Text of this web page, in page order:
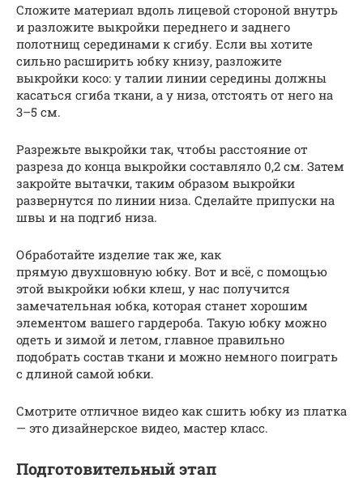
Сложите материал вдоль лицевой стороной внутрь
и разложите выкройки переднего и заднего
полотнищ серединами к сгибу. Если вы хотите
сильно расширить юбку книзу, разложите
выкройки косо: у талии линии середины должны
касаться сгиба ткани, а у низа, отстоять от него на
3–5 см.
Разрежьте выкройки так, чтобы расстояние от
разреза до конца выкройки составляло 0,2 см. Затем
закройте вытачки, таким образом выкройки
развернутся по линии низа. Сделайте припуски на
швы и на подгиб низа.
Обработайте изделие так же, как
прямую двухшовную юбку. Вот и всё, с помощью
этой выкройки юбки клеш, у нас получится
замечательная юбка, которая станет хорошим
элементом вашего гардероба. Такую юбку можно
одеть и зимой и летом, главное правильно
подобрать состав ткани и можно немного поиграть
с длиной самой юбки.
Смотрите отличное видео как сшить юбку из платка
— это дизайнерское видео, мастер класс.
Подготовительный этап